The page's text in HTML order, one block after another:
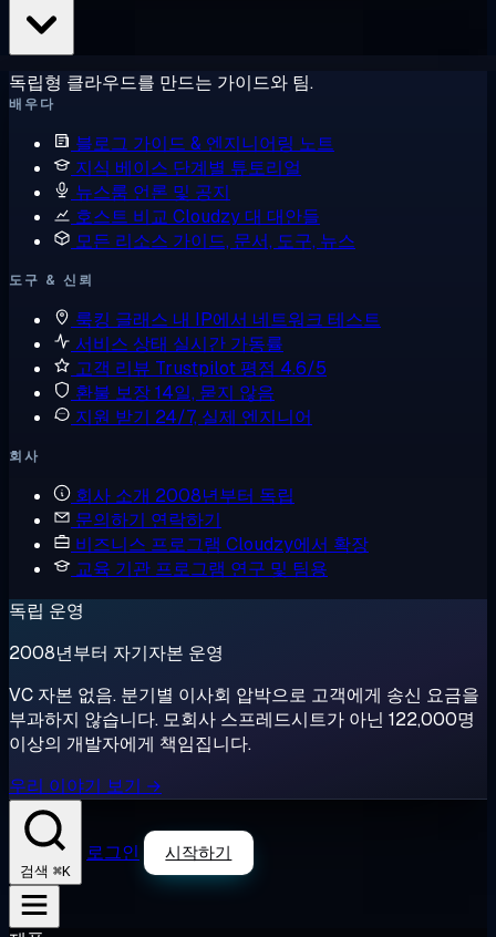
독립형 클라우드를 만드는 가이드와 팀.
배우다
블로그 가이드 & 엔지니어링 노트
지식 베이스 단계별 튜토리얼
뉴스룸 언론 및 공지
호스트 비교 Cloudzy 대 대안들
모든 리소스 가이드, 문서, 도구, 뉴스
도구 & 신뢰
룩킹 글래스 내 IP에서 네트워크 테스트
서비스 상태 실시간 가동률
고객 리뷰 Trustpilot 평점 4.6/5
환불 보장14일, 묻지 않음
지원 받기 24/7, 실제 엔지니어
회사
회사 소개 2008년부터 독립
문의하기 연락하기
비즈니스 프로그램 Cloudzy에서 확장
교육 기관 프로그램 연구 및 팀용
독립 운영
2008년부터 자기자본 운영
VC 자본 없음. 분기별 이사회 압박으로 고객에게 송신 요금을
부과하지 않습니다. 모회사 스프레드시트가 아닌 122,000명
이상의 개발자에게 책임집니다.
우리 이야기 보기 →
검색 ⌘K
로그인 시작하기